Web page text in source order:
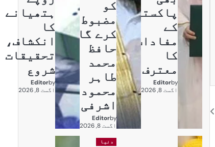
پاکستان
کے
مفادات
کا
معترف
by
Editor
اگست 8, 2026
کو
مضبوط
کرے گا:
حافظ
محمد
طاہر
محمود
اشرفی
by
Editor
اگست 8, 2026
ہتھیانے
کا
انکشاف،
تحقیقات
شروع
by
Editor
اگست 8, 2026
دنیا